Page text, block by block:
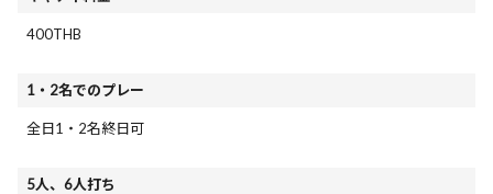
400THB
1・2名でのプレー
全日1・2名終日可
5人、6人打ち